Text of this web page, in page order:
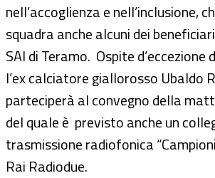
nell’accoglienza e nell’inclusione,
squadra anche alcuni dei
SAI di Teramo. Ospite
l’ex calciatore giallorosso Ubaldo
parteciperà al convegno della
del quale è previsto anche un
trasmissione radiofonica
Rai Radiodue.